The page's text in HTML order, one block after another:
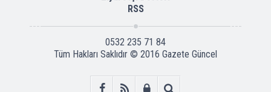
RSS
0532 235 71 84
Tüm Hakları Saklıdır © 2016 Gazete Güncel